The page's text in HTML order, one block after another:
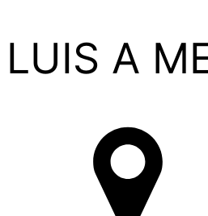
LUIS A